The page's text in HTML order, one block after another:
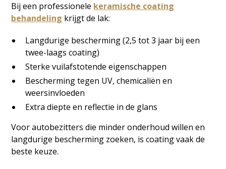
Bij een professionele keramische coating
behandeling krijgt de lak:
Langdurige bescherming (2,5 tot 3 jaar bij een
twee-laags coating)
Sterke vuilafstotende eigenschappen
Bescherming tegen UV, chemicaliën en
weersinvloeden
Extra diepte en reflectie in de glans
Voor autobezitters die minder onderhoud willen en
langdurige bescherming zoeken, is coating vaak de
beste keuze.